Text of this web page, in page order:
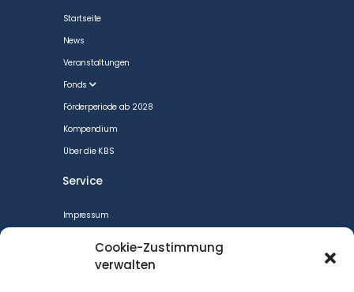
Cookie-Zustimmung
verwalten
Startseite
News
Veranstaltungen
Fonds
Förderperiode ab 2028
Kompendium
Über die KBS
Service
Impressum
Datenschutzerklärung